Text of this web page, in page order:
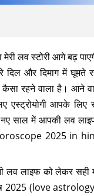
लव स्टोरी आगे बढ़
और दिमाग में घूमते
रहने वाला है। आने
एस्ट्रोयोगी आपके
साल में आपकी लव
2025 in
लाइफ को लेकर सही
2025 (love